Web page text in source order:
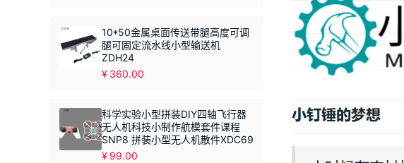
10*50金属桌面传送带腿高度可调
腿可固定流水线小型输送机
ZDH24
¥ 360.00
科学实验小型拼装DIY四轴飞行器
无人机科技小制作航模套件课程
SNP8 拼装小型无人机散件XDC69
¥ 99.00